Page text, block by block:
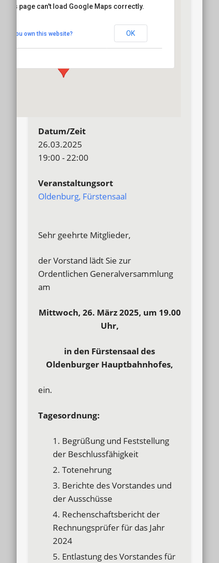
Bahnhofsplatz 12 - Oldenburg
This page can't load Google Maps correctly.
Do you own this website? OK
Datum/Zeit
26.03.2025
19:00 - 22:00
Veranstaltungsort
Oldenburg, Fürstensaal
Sehr geehrte Mitglieder,
der Vorstand lädt Sie zur
Ordentlichen Generalversammlung
am
Mittwoch, 26. März 2025, um 19.00
Uhr,
in den Fürstensaal des
Oldenburger Hauptbahnhofes,
ein.
Tagesordnung:
Begrüßung und Feststellung
der Beschlussfähigkeit
Totenehrung
Berichte des Vorstandes und
der Ausschüsse
Rechenschaftsbericht der
Rechnungsprüfer für das Jahr
2024
Entlastung des Vorstandes für